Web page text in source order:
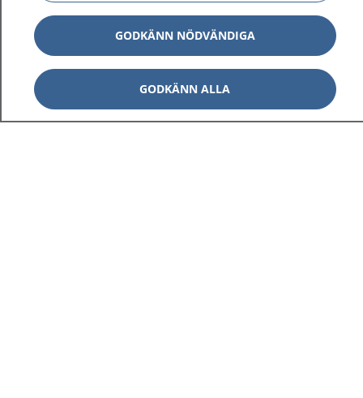
GODKÄNN NÖDVÄNDIGA
GODKÄNN ALLA